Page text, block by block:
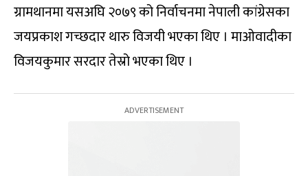
ग्रामथानमा यसअघि २०७९ को निर्वाचनमा नेपाली कांग्रेसका
जयप्रकाश गच्छदार थारु विजयी भएका थिए । माओवादीका
विजयकुमार सरदार तेस्रो भएका थिए ।